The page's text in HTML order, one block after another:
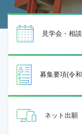
見学会・相
募集要項(令
ネット出願